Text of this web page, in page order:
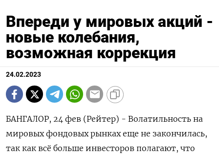
Впереди у мировых акций -
новые колебания,
возможная коррекция
24.02.2023
БАНГАЛОР, 24 фев (Рейтер) - Волатильность на
мировых фондовых рынках еще не закончилась,
так как всё больше инвесторов полагают, что